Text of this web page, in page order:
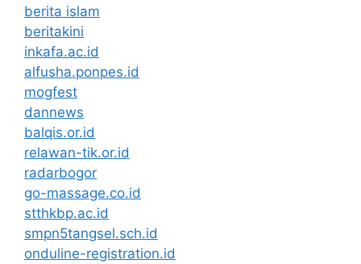
berita islam
beritakini
inkafa.ac.id
alfusha.ponpes.id
mogfest
dannews
balqis.or.id
relawan-tik.or.id
radarbogor
go-massage.co.id
stthkbp.ac.id
smpn5tangsel.sch.id
onduline-registration.id